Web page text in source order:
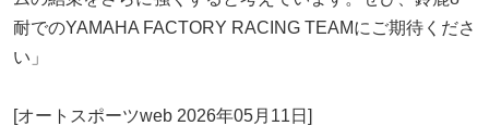
耐でのYAMAHA FACTORY RACING TEAMにご期待くださ
い」
[オートスポーツweb 2026年05月11日]